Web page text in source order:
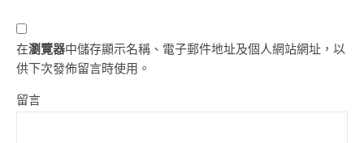
在瀏覽器中儲存顯示名稱、電子郵件地址及個人網站網址，以
供下次發佈留言時使用。
留言